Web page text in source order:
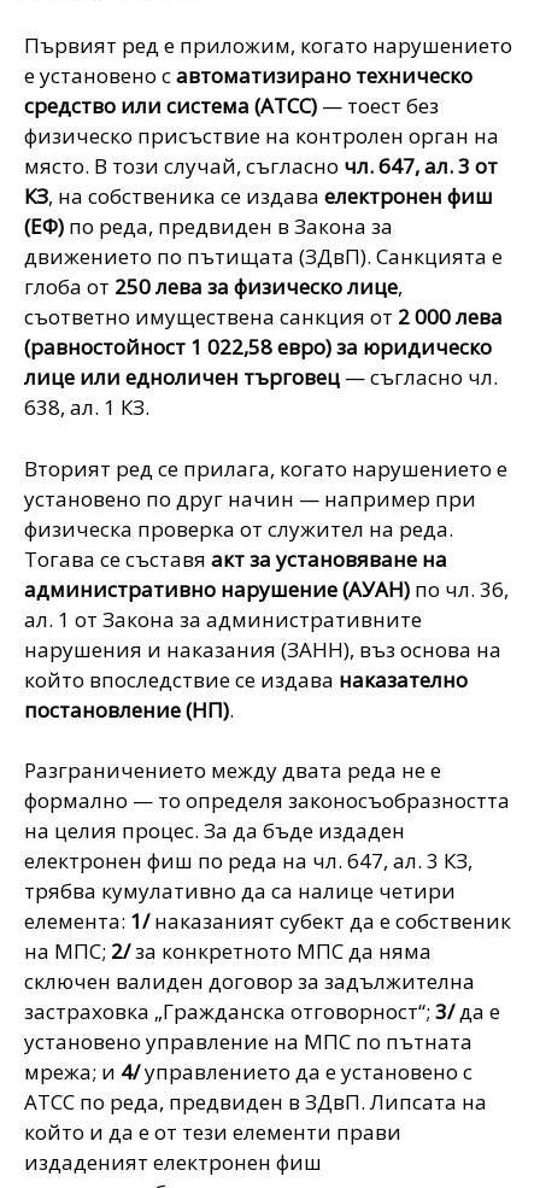
Първият ред е приложим, когато нарушението
е установено савтоматизирано техническо
средство или система (АТСС) — тоест без
физическо присъствие на контролен орган на
място. В този случай, съгласно чл. 647, ал. 3 от
КЗ, на собственика се издава електронен фиш
(ЕФ) по реда, предвиден в Закона за
движението по пътищата (ЗДвП). Санкцията е
глоба от 250 лева за физическо лице,
съответно имуществена санкция от 2 000 лева
(равностойност 1 022,58 евро) за юридическо
лице или едноличен търговец — съгласно чл.
638, ал. 1 КЗ.
Вторият ред се прилага, когато нарушението е
установено по друг начин — например при
физическа проверка от служител на реда.
Тогава се съставя акт за установяване на
административно нарушение (АУАН) по чл. 36,
ал. 1 от Закона за административните
нарушения и наказания (ЗАНН), въз основа на
който впоследствие се издава наказателно
постановление (НП).
Разграничението между двата реда не е
формално — то определя законосъобразността
на целия процес. За да бъде издаден
електронен фиш по реда на чл. 647, ал. 3 КЗ,
трябва кумулативно да са налице четири
елемента: 1/наказаният субект да е собственик
на МПС; 2/за конкретното МПС да няма
сключен валиден договор за задължителна
застраховка „Гражданска отговорност“; 3/да е
установено управление на МПС по пътната
мрежа; и 4/управлението да е установено с
АТСС по реда, предвиден в ЗДвП. Липсата на
който и да е от тези елементи прави
издаденият електронен фиш